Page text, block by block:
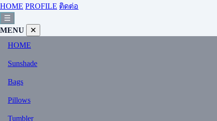
HOME PROFILE ติดต่อ
☰
MENU
✕
HOME
Sunshade
Bags
Pillows
Tumbler